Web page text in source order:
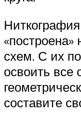
«построена»
схем. С их
освоить все
составите